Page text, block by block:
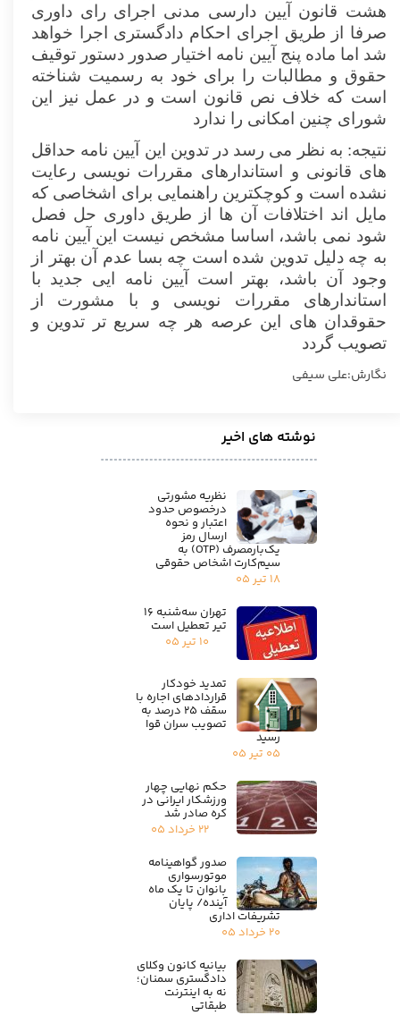
هشت قانون آیین دارسی مدنی اجرای رای داوری
صرفا از طریق اجرای احکام دادگستری اجرا خواهد
شد اما ماده پنج آیین نامه اختیار صدور دستور توقیف
حقوق و مطالبات را برای خود به رسمیت شناخته
است که خلاف نص قانون است و در عمل نیز این
شورای چنین امکانی را ندارد
نتیجه: به نظر می رسد در تدوین این آیین نامه حداقل
های قانونی و استاندارهای مقررات نویسی رعایت
نشده است و کوچکترین راهنمایی برای اشخاصی که
مایل اند اختلافات آن ها از طریق داوری حل فصل
شود نمی باشد، اساسا مشخص نیست این آیین نامه
به چه دلیل تدوین شده است چه بسا عدم آن بهتر از
وجود آن باشد، بهتر است آیین نامه ایی جدید با
استاندارهای مقررات نویسی و با مشورت از
حقوقدان های این عرصه هر چه سریع تر تدوین و
تصویب گردد
نگارش:علی سیفی
نوشته های اخیر
نظریه مشورتی
درخصوص حدود
اعتبار و نحوه
ارسال رمز
یک‌بارمصرف (OTP) به
سیم‌کارت اشخاص حقوقی
۱۸ تیر ۰۵
تهران سه‌شنبه ۱۶
تیر تعطیل است
۱۰ تیر ۰۵
تمدید خودکار
قراردادهای اجاره با
سقف ۲۵ درصد به
تصویب سران قوا
رسید
۰۵ تیر ۰۵
حکم نهایی چهار
ورزشکار ایرانی در
کره صادر شد
۲۲ خرداد ۰۵
صدور گواهینامه
موتورسواری
بانوان تا یک ماه
آینده/ پایان
تشریفات اداری
۲۰ خرداد ۰۵
بیانیه کانون وکلای
دادگستری سمنان؛
نه به اینترنت
طبقاتی